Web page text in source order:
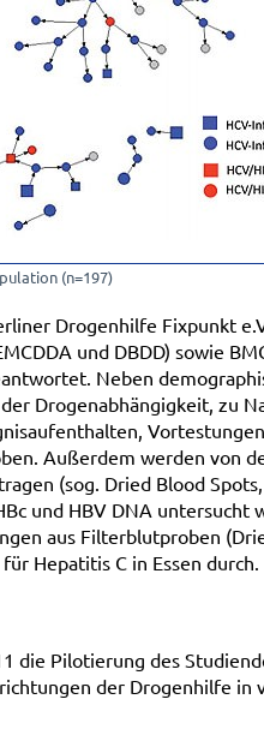
(n=197)
Drogenhilfe Fixpunkt
und DBDD) sowie
Neben
Drogenabhängigkeit, zu
Außerdem werden von
(sog. Dried Blood
und HBV DNA
aus Filterblutproben
Hepatitis C in Essen durch.
die Pilotierung des
der Drogenhilfe in